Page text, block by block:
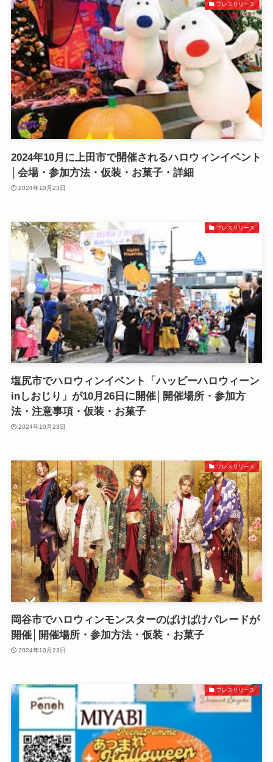
プレスリリース
2024年10月に上田市で開催されるハロウィンイベント
│会場・参加方法・仮装・お菓子・詳細
2024年10月23日
プレスリリース
塩尻市でハロウィンイベント「ハッピーハロウィーン
inしおじり」が10月26日に開催│開催場所・参加方
法・注意事項・仮装・お菓子
2024年10月23日
プレスリリース
岡谷市でハロウィンモンスターのばけばけパレードが
開催│開催場所・参加方法・仮装・お菓子
2024年10月23日
プレスリリース